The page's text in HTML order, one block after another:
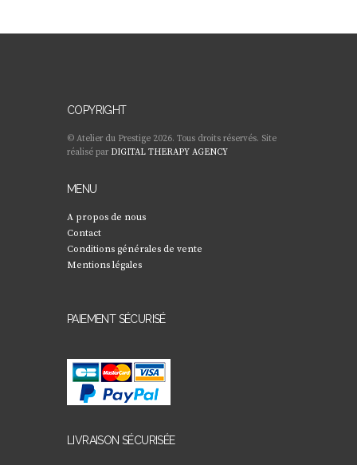
COPYRIGHT
© Atelier du Prestige 2026. Tous droits réservés. Site
réalisé par DIGITAL THERAPY AGENCY
MENU
A propos de nous
Contact
Conditions générales de vente
Mentions légales
PAIEMENT SÉCURISÉ
LIVRAISON SÉCURISÉE